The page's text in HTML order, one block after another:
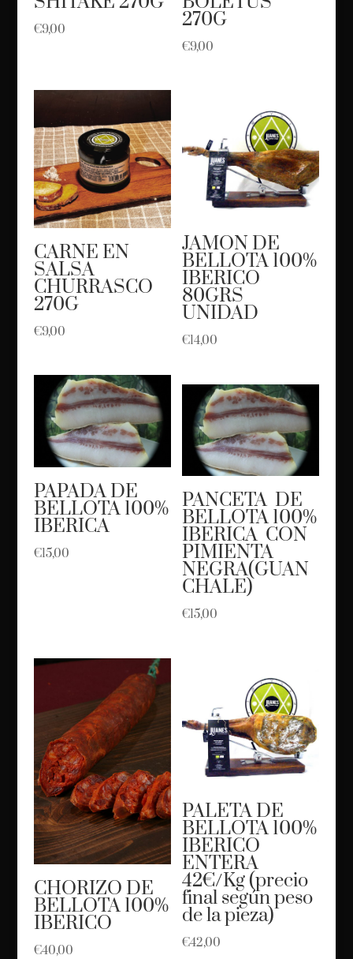
€9,00 270G
€9,00
CARNE EN
SALSA
CHURRASCO
270G
€9,00
JAMON DE
BELLOTA 100%
IBERICO
80GRS
UNIDAD
€14,00
PAPADA DE
BELLOTA 100%
IBERICA
€15,00
PANCETA DE
BELLOTA 100%
IBERICA CON
PIMIENTA
NEGRA(GUAN
CHALE)
€15,00
CHORIZO DE
BELLOTA 100%
IBERICO
€40,00
PALETA DE
BELLOTA 100%
IBERICO
ENTERA
42€/Kg (precio
final según peso
de la pieza)
€42,00